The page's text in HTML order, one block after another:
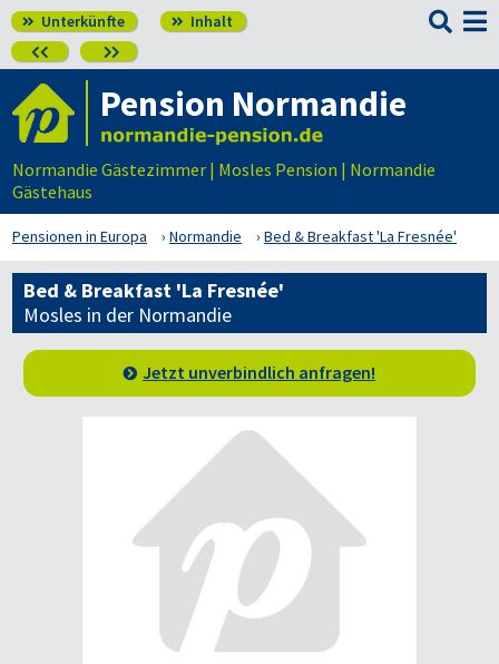
 Unterkünfte  Inhalt
 

Pension Normandie
Normandie Gästezimmer | Mosles Pension | Normandie
Gästehaus
Pensionen in Europa Normandie Bed & Breakfast 'La Fresnée'
Bed & Breakfast 'La Fresnée'
Mosles in der Normandie
Jetzt unverbindlich anfragen!